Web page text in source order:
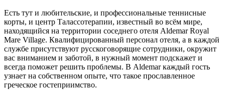
Есть тут и любительские, и профессиональные теннисные
корты, и центр Талассотерапии, известный во всём мире,
находящийся на территории соседнего отеля Aldemar Royal
Mare Village. Квалифицированный персонал отеля, а в каждой
службе присутствуют русскоговорящие сотрудники, окружит
вас вниманием и заботой, в нужный момент подскажет и
всегда поможет решить проблемы. В Aldemar каждый гость
узнает на собственном опыте, что такое прославленное
греческое гостеприимство.